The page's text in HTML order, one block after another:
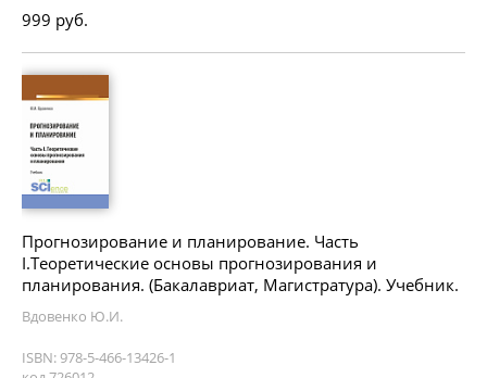
999 руб.
Прогнозирование и планирование. Часть
I.Теоретические основы прогнозирования и
планирования. (Бакалавриат, Магистратура). Учебник.
Вдовенко Ю.И.
ISBN: 978-5-466-13426-1